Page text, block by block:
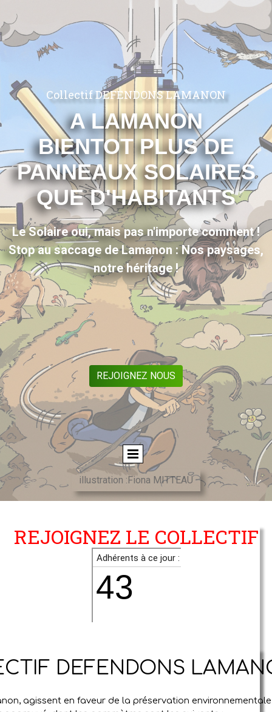
Collectif DEFENDONS LAMANON
A LAMANON
BIENTOT PLUS DE
PANNEAUX SOLAIRES
QUE D'HABITANTS
Le Solaire oui, mais pas n'importe comment !
Stop au saccage de Lamanon : Nos paysages,
notre héritage !
REJOIGNEZ NOUS
illustration :Fiona MITTEAU
REJOIGNEZ LE COLLECTIF